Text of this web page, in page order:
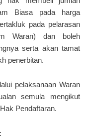
Biasa pada harga
pada pelarasan
Waran) dan boleh
serta akan tamat
penerbitan.
pelaksanaan Waran
semula mengikut
Pendaftaran.